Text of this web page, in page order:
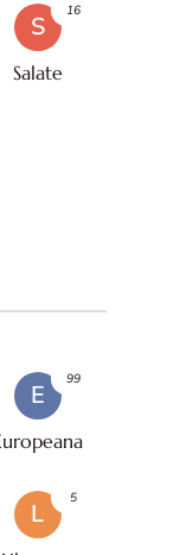
S
Salate
16
E
99
L
5